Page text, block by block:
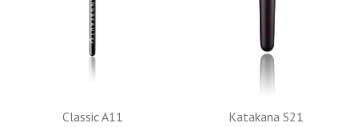
Classic A11 Katakana S21